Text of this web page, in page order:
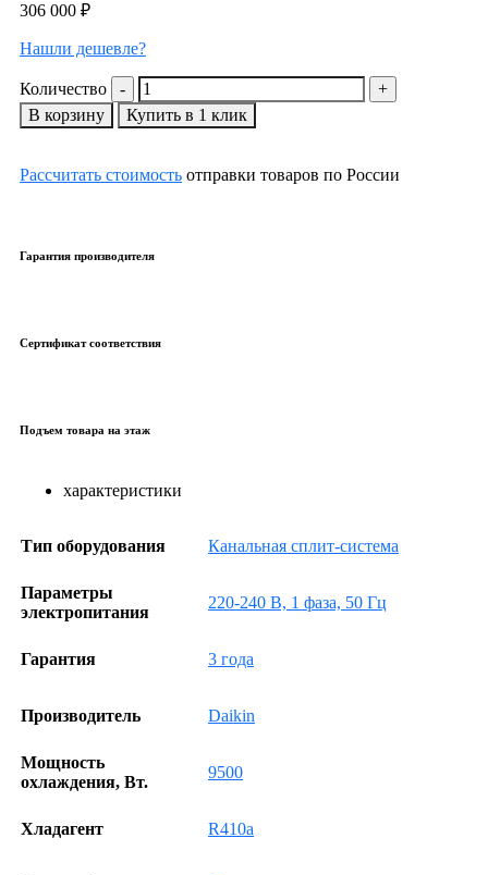
306 000 ₽
Нашли дешевле?
Количество
В корзину
Купить в 1 клик
Рассчитать стоимость отправки товаров по России
Гарантия производителя
Сертификат соответствия
Подъем товара на этаж
характеристики
Тип оборудования Канальная сплит-система
Параметры
электропитания
220-240 В, 1 фаза, 50 Гц
Гарантия 3 года
Производитель Daikin
Мощность
охлаждения, Вт.
9500
Хладагент R410a